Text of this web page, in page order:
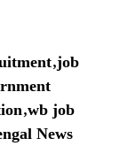
,job
,wb job
News